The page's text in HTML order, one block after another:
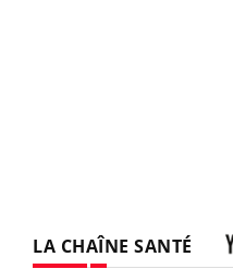
LA CHAÎNE SANTÉ